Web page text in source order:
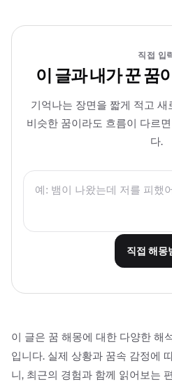
직접 입
이 글과 내가 꾼 꿈
기억나는 장면을 짧게 적고
비슷한 꿈이라도 흐름이 다르
다.
직접 해몽
이 글은 꿈 해몽에 대한 다양한 해
입니다. 실제 상황과 꿈속 감정에
니, 최근의 경험과 함께 읽어보는